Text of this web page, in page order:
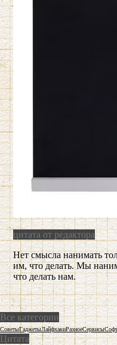
цитата от редактора
Нет смысла нанимать
им, что делать. Мы
что делать нам.
Все категории
СоветыГаджетыЛайфхакиРазноеСервисыСофт
Цитата